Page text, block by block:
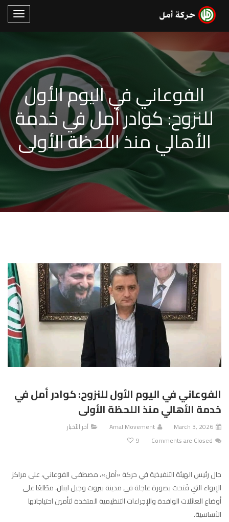
الفوعاني في اليوم الأول
للنزوح: كوادر أمل في خدمة
الأهالي منذ اللحظة الأولى
الفوعاني في اليوم الأول للنزوح: كوادر أمل في
خدمة الأهالي منذ اللحظة الأولى
March 3, 2026
Amal Movement
آخر الأخبار
Comments are Closed
9
جال رئيس الهيئة التنفيذية في حركة «أمل»، مصطفى الفوعاني، على مراكز
الإيواء التي فُتحت بصورة عاجلة في مدينة بيروت وجبل لبنان، مطّلعًا على
أوضاع العائلات الوافدة والإجراءات التنظيمية المتخذة لتأمين احتياجاتها
الأساسية.